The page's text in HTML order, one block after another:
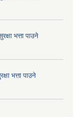
भत्ता पाउने
भत्ता पाउने